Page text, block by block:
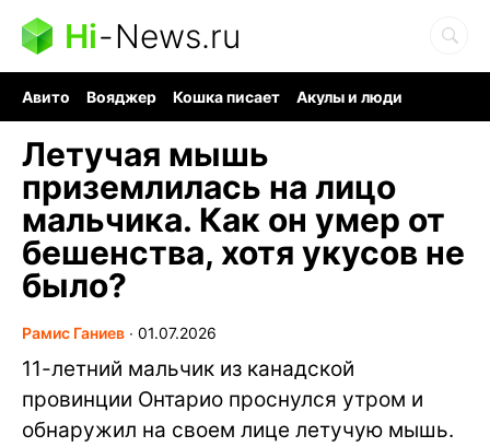
Hi-News.ru
Авито Вояджер Кошка писает
Акулы и люди
Летучая мышь
приземлилась на лицо
мальчика. Как он умер от
бешенства, хотя укусов не
было?
Рамис Ганиев ∙ 01.07.2026
11-летний мальчик из канадской
провинции Онтарио проснулся утром и
обнаружил на своем лице летучую мышь.